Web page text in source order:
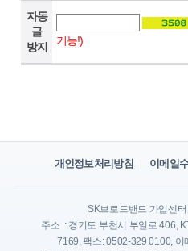
자동
글
방지
기능!)
개인정보처리방침 이메일
SK브로드밴드 가입센
주소 : 경기도 부천시 부일로 406,
7169, 팩스: 0502-329 0100,